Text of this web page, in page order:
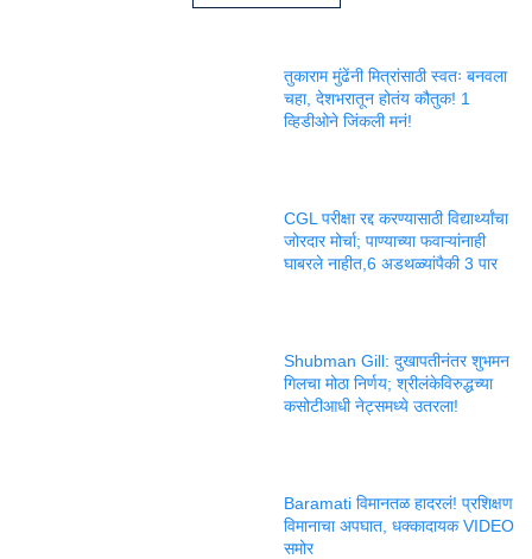
तुकाराम मुंढेंनी मित्रांसाठी स्वतः बनवला
चहा, देशभरातून होतंय कौतुक! 1
व्हिडीओने जिंकली मनं!
CGL परीक्षा रद्द करण्यासाठी विद्यार्थ्यांचा
जोरदार मोर्चा; पाण्याच्या फवाऱ्यांनाही
घाबरले नाहीत,6 अडथळ्यांपैकी 3 पार
Shubman Gill: दुखापतीनंतर शुभमन
गिलचा मोठा निर्णय; श्रीलंकेविरुद्धच्या
कसोटीआधी नेट्समध्ये उतरला!
Baramati विमानतळ हादरलं! प्रशिक्षण
विमानाचा अपघात, धक्कादायक VIDEO
समोर